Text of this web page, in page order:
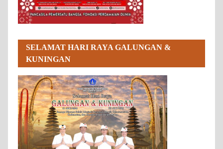
SELAMAT HARI RAYA GALUNGAN &
KUNINGAN